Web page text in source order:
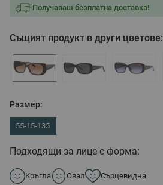
Получаваш безплатна доставка!
Същият продукт в други цветове:
Размер:
55-15-135
Подходящи за лице с форма:
Кръгла Овал Сърцевидна